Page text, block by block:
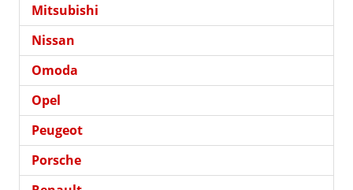
Mitsubishi
Nissan
Omoda
Opel
Peugeot
Porsche